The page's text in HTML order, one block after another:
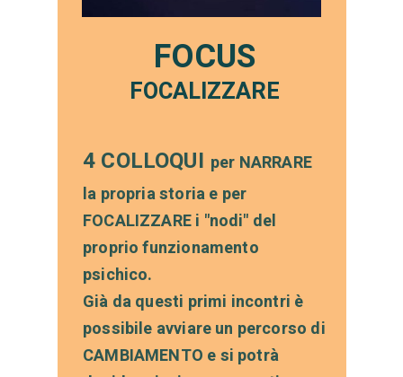
FOCUS
FOCALIZZARE
4 COLLOQUI per NARRARE
la propria storia e per
FOCALIZZARE i "nodi" del
proprio funzionamento
psichico.
Già da questi primi incontri è
possibile avviare un percorso di
CAMBIAMENTO e si potrà